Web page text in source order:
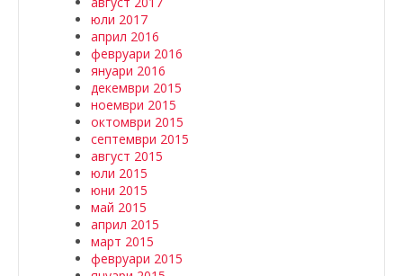
юли 2017
април 2016
февруари 2016
януари 2016
декември 2015
ноември 2015
октомври 2015
септември 2015
август 2015
юли 2015
юни 2015
май 2015
април 2015
март 2015
февруари 2015